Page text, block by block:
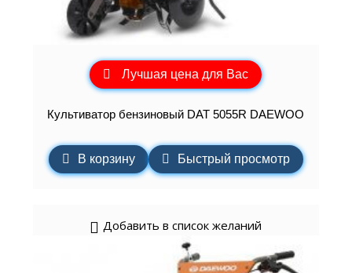
Лучшая цена для Вас
Культиватор бензиновый DAT 5055R DAEWOO
В корзину Быстрый просмотр
Добавить в список желаний